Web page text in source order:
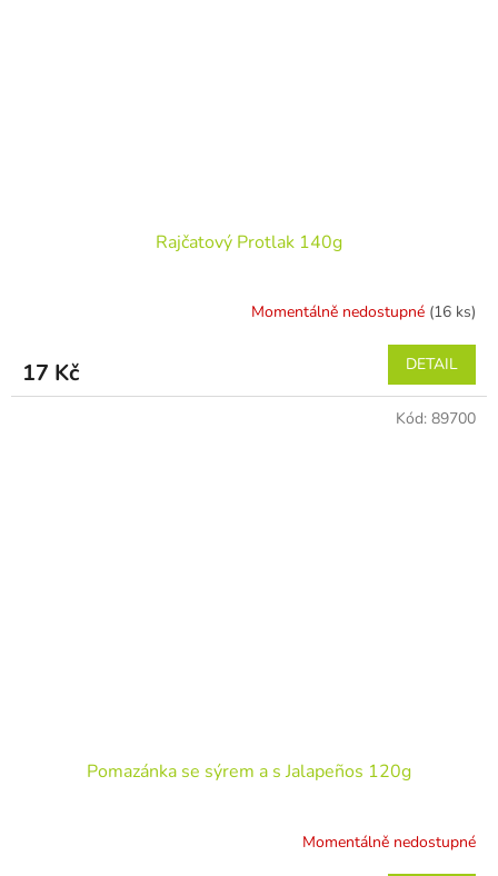
Rajčatový Protlak 140g
Momentálně nedostupné (16 ks)
17 Kč DETAIL
Pomazánka se sýrem a s Jalapeños 120g
Momentálně nedostupné
Kód: 89700